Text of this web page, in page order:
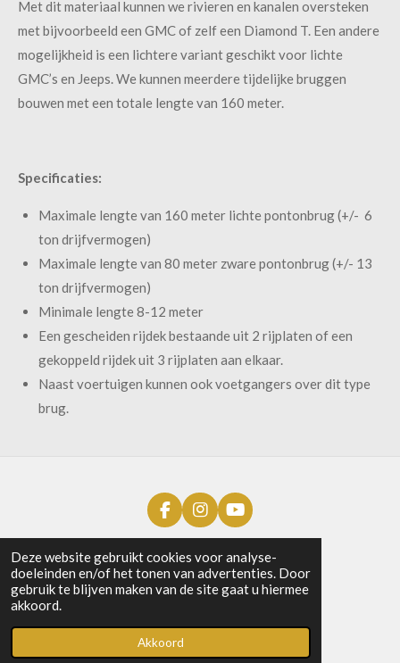
Deze website gebruikt cookies voor analyse-
doeleinden en/of het tonen van advertenties. Door
gebruik te blijven maken van de site gaat u hiermee
akkoord.
Akkoord
Met dit materiaal kunnen we rivieren en kanalen oversteken
met bijvoorbeeld een GMC of zelf een Diamond T. Een andere
mogelijkheid is een lichtere variant geschikt voor lichte
GMC’s en Jeeps. We kunnen meerdere tijdelijke bruggen
bouwen met een totale lengte van 160 meter.
Specificaties:
Maximale lengte van 160 meter lichte pontonbrug (+/- 6
ton drijfvermogen)
Maximale lengte van 80 meter zware pontonbrug (+/- 13
ton drijfvermogen)
Minimale lengte 8-12 meter
Een gescheiden rijdek bestaande uit 2 rijplaten of een
gekoppeld rijdek uit 3 rijplaten aan elkaar.
Naast voertuigen kunnen ook voetgangers over dit type
brug.
F
a
c
e
b
o
k
I
n
t
a
g
a
Y
o
T
u
b
Contact